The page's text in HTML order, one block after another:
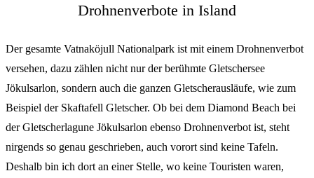
Drohnenverbote in Island
Der gesamte Vatnaköjull Nationalpark ist mit einem Drohnenverbot
versehen, dazu zählen nicht nur der berühmte Gletschersee
Jökulsarlon, sondern auch die ganzen Gletscherausläufe, wie zum
Beispiel der Skaftafell Gletscher. Ob bei dem Diamond Beach bei
der Gletscherlagune Jökulsarlon ebenso Drohnenverbot ist, steht
nirgends so genau geschrieben, auch vorort sind keine Tafeln.
Deshalb bin ich dort an einer Stelle, wo keine Touristen waren,